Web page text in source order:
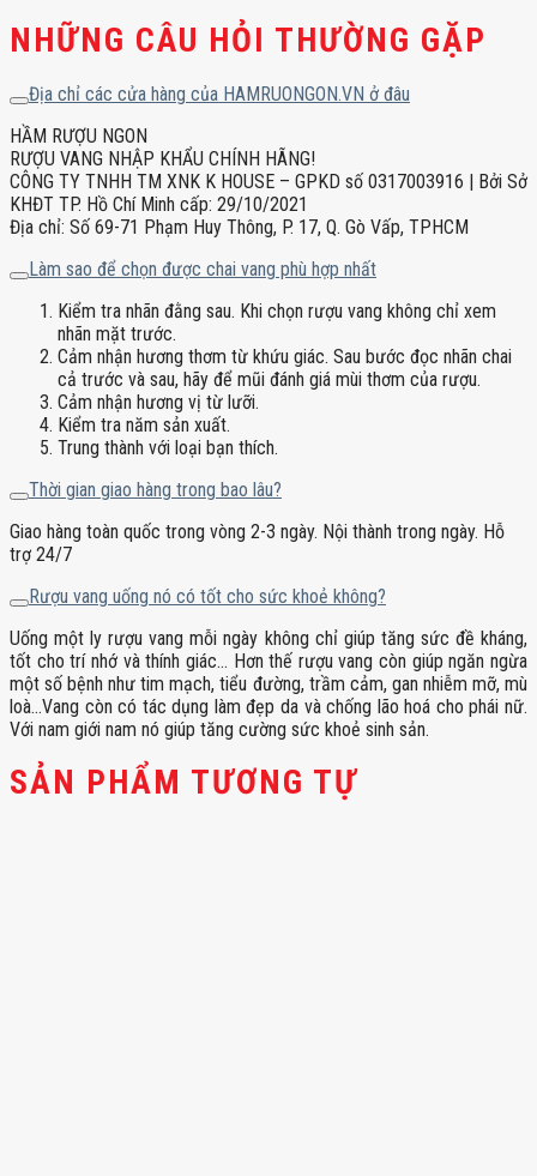
NHỮNG CÂU HỎI THƯỜNG GẶP
Địa chỉ các cửa hàng của HAMRUONGON.VN ở đâu
HẦM RƯỢU NGON
RƯỢU VANG NHẬP KHẨU CHÍNH HÃNG!
CÔNG TY TNHH TM XNK K HOUSE – GPKD số 0317003916 | Bởi Sở
KHĐT TP. Hồ Chí Minh cấp: 29/10/2021
Địa chỉ: Số 69-71 Phạm Huy Thông, P. 17, Q. Gò Vấp, TPHCM
Làm sao để chọn được chai vang phù hợp nhất
Kiểm tra nhãn đằng sau. Khi chọn rượu vang không chỉ xem
nhãn mặt trước.
Cảm nhận hương thơm từ khứu giác. Sau bước đọc nhãn chai
cả trước và sau, hãy để mũi đánh giá mùi thơm của rượu.
Cảm nhận hương vị từ lưỡi.
Kiểm tra năm sản xuất.
Trung thành với loại bạn thích.
Thời gian giao hàng trong bao lâu?
Giao hàng toàn quốc trong vòng 2-3 ngày. Nội thành trong ngày. Hỗ
trợ 24/7
Rượu vang uống nó có tốt cho sức khoẻ không?
Uống một ly rượu vang mỗi ngày không chỉ giúp tăng sức đề kháng,
tốt cho trí nhớ và thính giác… Hơn thế rượu vang còn giúp ngăn ngừa
một số bệnh như tim mạch, tiểu đường, trầm cảm, gan nhiễm mỡ, mù
loà…Vang còn có tác dụng làm đẹp da và chống lão hoá cho phái nữ.
Với nam giới nam nó giúp tăng cường sức khoẻ sinh sản.
SẢN PHẨM TƯƠNG TỰ